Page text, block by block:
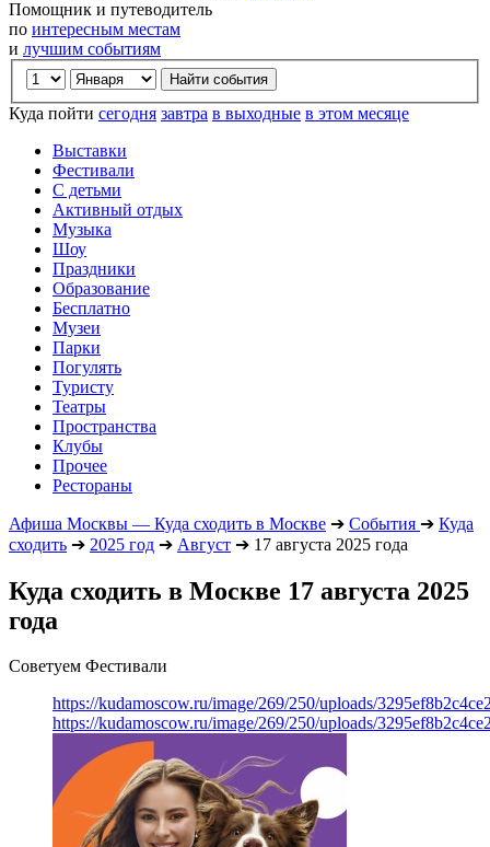
Помощник и путеводитель
по интересным местам
и лучшим событиям
Куда пойти сегодня завтра в выходные в этом месяце
Выставки
Фестивали
С детьми
Активный отдых
Музыка
Шоу
Праздники
Образование
Бесплатно
Музеи
Парки
Погулять
Туристу
Театры
Пространства
Клубы
Прочее
Рестораны
Афиша Москвы — Куда сходить в Москве ➔ События ➔ Куда
сходить ➔ 2025 год ➔ Август ➔ 17 августа 2025 года
Куда сходить в Москве 17 августа 2025
года
Советуем Фестивали
https://kudamoscow.ru/image/269/250/uploads/
https://kudamoscow.ru/image/269/250/uploads/